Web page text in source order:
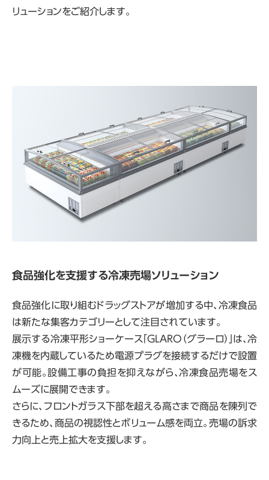
リューションをご紹介します。
食品強化を支援する冷凍売場ソリューション
食品強化に取り組むドラッグストアが増加する中、冷凍食品
は新たな集客カテゴリーとして注目されています。
展示する冷凍平形ショーケース「GLARO（グラーロ）」は、冷
凍機を内蔵しているため電源プラグを接続するだけで設置
が可能。設備工事の負担を抑えながら、冷凍食品売場をス
ムーズに展開できます。
さらに、フロントガラス下部を超える高さまで商品を陳列で
きるため、商品の視認性とボリューム感を両立。売場の訴求
力向上と売上拡大を支援します。